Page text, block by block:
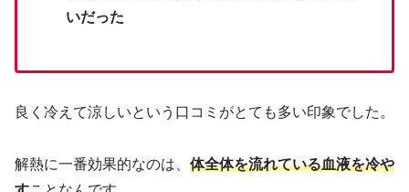
いだった
良く冷えて涼しいという口コミがとても多い印象でした。
解熱に一番効果的なのは、 体全体を流れている血液を冷や